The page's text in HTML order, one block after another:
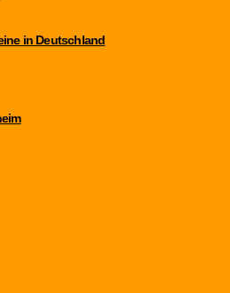
in Deutschland